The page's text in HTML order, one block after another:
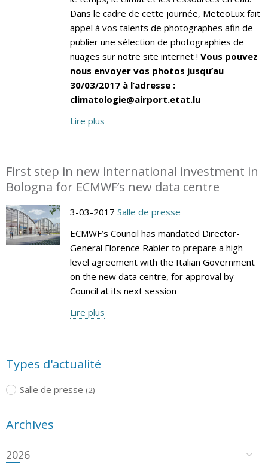
Dans le cadre de cette journée, MeteoLux fait
appel à vos talents de photographes afin de
publier une sélection de photographies de
nuages sur notre site internet ! Vous pouvez
nous envoyer vos photos jusqu’au
30/03/2017 à l’adresse :
climatologie@airport.etat.lu
Lire plus
First step in new international investment in
Bologna for ECMWF’s new data centre
3-03-2017 Salle de presse
ECMWF’s Council has mandated Director-
General Florence Rabier to prepare a high-
level agreement with the Italian Government
on the new data centre, for approval by
Council at its next session
Lire plus
Types d'actualité
Salle de presse (2)
Archives
2026